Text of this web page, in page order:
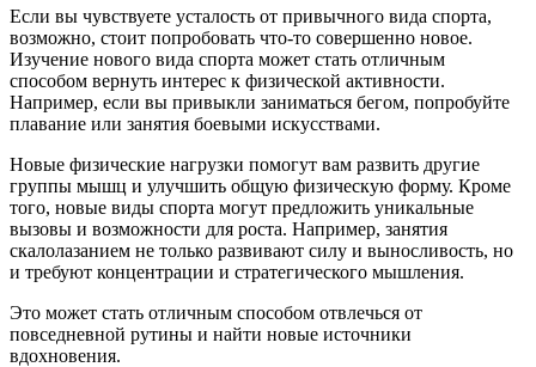
Если вы чувствуете усталость от привычного вида спорта,
возможно, стоит попробовать что-то совершенно новое.
Изучение нового вида спорта может стать отличным
способом вернуть интерес к физической активности.
Например, если вы привыкли заниматься бегом, попробуйте
плавание или занятия боевыми искусствами.
Новые физические нагрузки помогут вам развить другие
группы мышц и улучшить общую физическую форму. Кроме
того, новые виды спорта могут предложить уникальные
вызовы и возможности для роста. Например, занятия
скалолазанием не только развивают силу и выносливость, но
и требуют концентрации и стратегического мышления.
Это может стать отличным способом отвлечься от
повседневной рутины и найти новые источники
вдохновения.